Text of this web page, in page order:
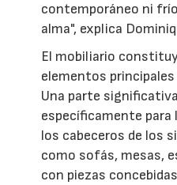
contemporáneo ni
alma", explica
El mobiliario
elementos
Una parte
específicamente para
los cabeceros de los
como sofás, mesas,
con piezas